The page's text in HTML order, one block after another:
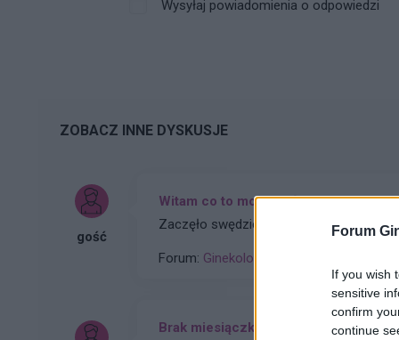
Forum
If you wish
sensitive
confirm
continue
Wysyłaj powiadomienia o odpowiedzi
ZOBACZ INNE DYSKUSJE
gość
Witam co to może być ?
Zaczęło swędzieć i zobaczyłam to
Forum: Ginekologia - specjalista radzi, dla
Brak miesiączki